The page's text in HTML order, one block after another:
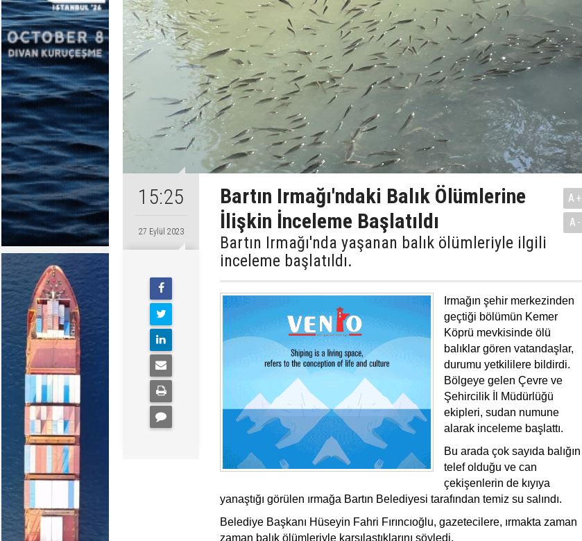
15:25
27 Eylül 2023
Bartın Irmağı'ndaki Balık Ölümlerine
İlişkin İnceleme Başlatıldı
Bartın Irmağı'nda yaşanan balık ölümleriyle ilgili
inceleme başlatıldı.
A+
A-
Irmağın şehir merkezinden
geçtiği bölümün Kemer
Köprü mevkisinde ölü
balıklar gören vatandaşlar,
durumu yetkililere bildirdi.
Bölgeye gelen Çevre ve
Şehircilik İl Müdürlüğü
ekipleri, sudan numune
alarak inceleme başlattı.
Bu arada çok sayıda balığın
telef olduğu ve can
çekişenlerin de kıyıya
yanaştığı görülen ırmağa Bartın Belediyesi tarafından temiz su salındı.
Belediye Başkanı Hüseyin Fahri Fırıncıoğlu, gazetecilere, ırmakta zaman
zaman balık ölümleriyle karşılaştıklarını söyledi.